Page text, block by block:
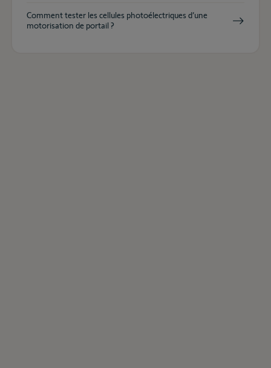
Comment tester les cellules photoélectriques d’une
motorisation de portail ?